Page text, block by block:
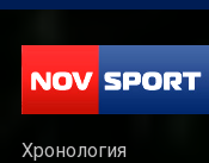
Хронология